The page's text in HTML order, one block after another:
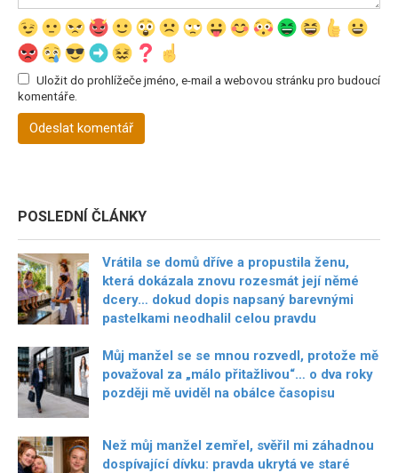
Uložit do prohlížeče jméno, e-mail a webovou stránku pro budoucí
komentáře.
POSLEDNÍ ČLÁNKY
Vrátila se domů dříve a propustila ženu,
která dokázala znovu rozesmát její němé
dcery… dokud dopis napsaný barevnými
pastelkami neodhalil celou pravdu
Můj manžel se se mnou rozvedl, protože mě
považoval za „málo přitažlivou“… o dva roky
později mě uviděl na obálce časopisu
Než můj manžel zemřel, svěřil mi záhadnou
dospívající dívku: pravda ukrytá ve staré